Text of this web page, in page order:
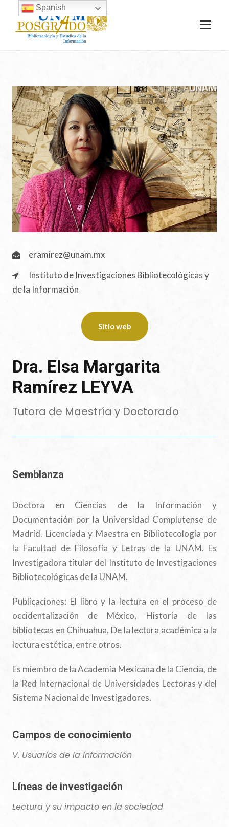
eramirez@unam.mx
Instituto de Investigaciones Bibliotecológicas y
de la Información
Sitio web
Dra. Elsa Margarita
Ramírez LEYVA
Tutora de Maestría y Doctorado
Semblanza
Doctora en Ciencias de la Información y
Documentación por la Universidad Complutense de
Madrid. Licenciada y Maestra en Bibliotecología por
la Facultad de Filosofía y Letras de la UNAM. Es
Investigadora titular del Instituto de Investigaciones
Bibliotecológicas de la UNAM.
Publicaciones: El libro y la lectura en el proceso de
occidentalización de México, Historia de las
bibliotecas en Chihuahua, De la lectura académica a la
lectura estética, entre otros.
Es miembro de la Academia Mexicana de la Ciencia, de
la Red Internacional de Universidades Lectoras y del
Sistema Nacional de Investigadores.
Campos de conocimiento
V. Usuarios de la información
Líneas de investigación
Lectura y su impacto en la sociedad
Spanish